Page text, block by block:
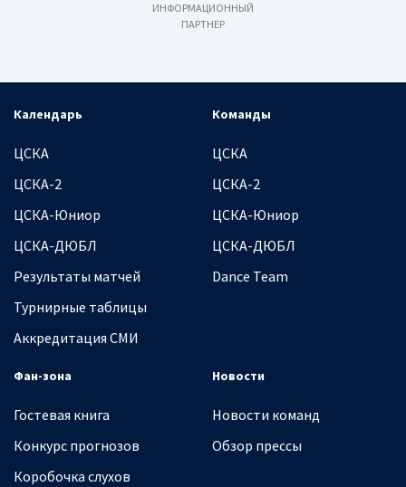
ИНФОРМАЦИОННЫЙ
ПАРТНЕР
Календарь
ЦСКА
ЦСКА-2
ЦСКА-Юниор
ЦСКА-ДЮБЛ
Результаты матчей
Турнирные таблицы
Аккредитация СМИ
Команды
ЦСКА
ЦСКА-2
ЦСКА-Юниор
ЦСКА-ДЮБЛ
Dance Team
Фан-зона
Гостевая книга
Конкурс прогнозов
Коробочка слухов
Новости
Новости команд
Обзор прессы